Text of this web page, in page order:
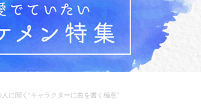
に聞く“キャラクターに曲を書く極意”